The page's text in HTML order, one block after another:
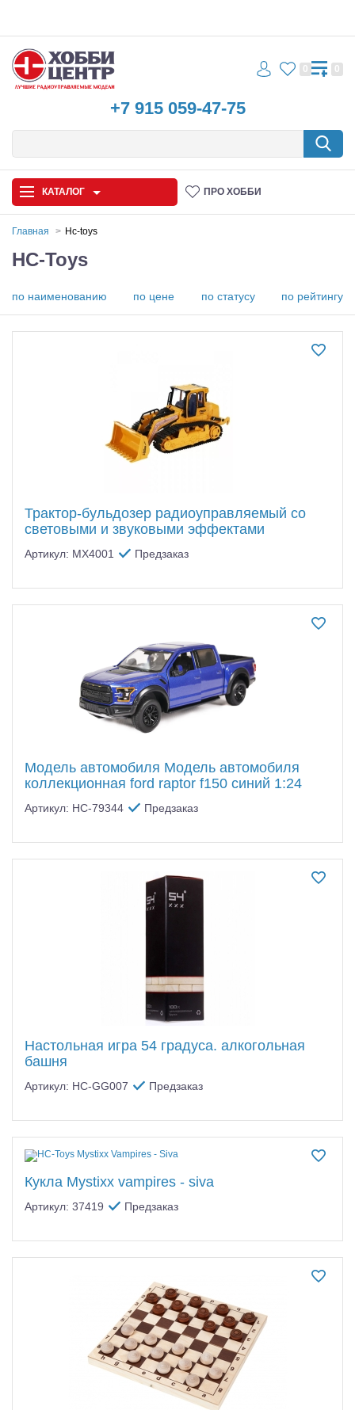
+7 915 059-47-75
0 0
КАТАЛОГ ПРО ХОББИ
Автомодели
Запчасти и аксессуары
Аккумуляторы и батарейки
Зарядные устройства и блоки питания
Инструмент,измерительные приборы,расходники
Оптовая продажа запчастей для моделей
Главная Hc-toys
HC-Toys
по наименованию по цене по статусу по рейтингу
Трактор-бульдозер радиоуправляемый со
световыми и звуковыми эффектами
Артикул: MX4001 Предзаказ
Модель автомобиля Модель автомобиля
коллекционная ford raptor f150 синий 1:24
Артикул: HC-79344 Предзаказ
Настольная игра 54 градуса. алкогольная
башня
Артикул: HC-GG007 Предзаказ
Кукла Mystixx vampires - siva
Артикул: 37419 Предзаказ